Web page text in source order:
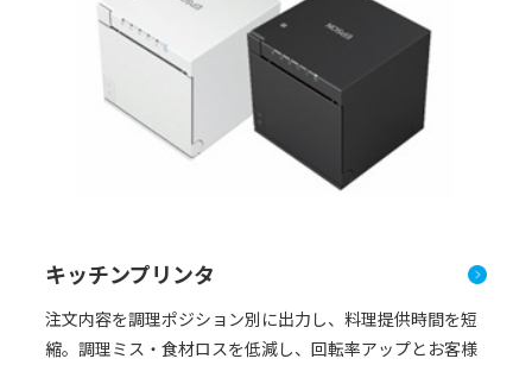
キッチンプリンタ
注文内容を調理ポジション別に出力し、料理提供時間を短
縮。調理ミス・食材ロスを低減し、回転率アップとお客様